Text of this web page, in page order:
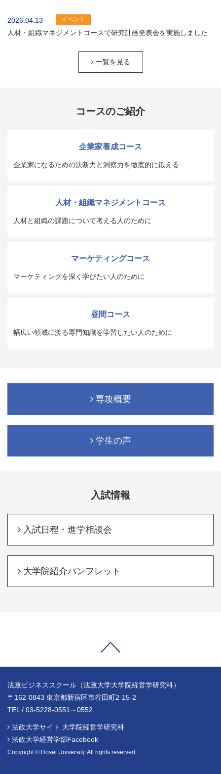
2026.04.13 イベント
人材・組織マネジメントコースで研究計画発表会を実施しました
一覧を見る
コースのご紹介
企業家養成コース
企業家になるための決断力と洞察力を徹底的に鍛える
人材・組織マネジメントコース
人材と組織の課題について考える人のために
マーケティングコース
マーケティングを深く学びたい人のために
昼間コース
幅広い領域に渡る専門知識を学習したい人のために
専攻概要
学生の声
入試情報
入試日程・進学相談会
大学院紹介パンフレット
法政ビジネススクール（法政大学大学院経営学研究科）
〒162-0843 東京都新宿区市谷田町2-15-2
TEL / 03-5228-0551～0552
法政大学サイト 大学院経営学研究科
法政大学経営学部Facebook
Copyright © Hosei University. All rights reserved.